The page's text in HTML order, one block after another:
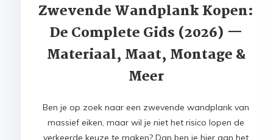
Zwevende Wandplank Kopen:
De Complete Gids (2026) —
Materiaal, Maat, Montage &
Meer
Ben je op zoek naar een zwevende wandplank van
massief eiken, maar wil je niet het risico lopen de
verkeerde keuze te maken? Dan ben je hier aan het